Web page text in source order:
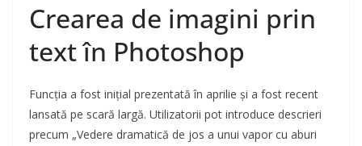
Crearea de imagini prin
text în Photoshop
Funcția a fost inițial prezentată în aprilie și a fost recent
lansată pe scară largă. Utilizatorii pot introduce descrieri
precum „Vedere dramatică de jos a unui vapor cu aburi